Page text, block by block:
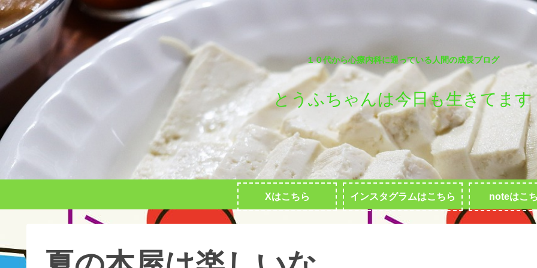
１０代から心療内科に通っている人間の成長ブログ
とうふちゃんは今日も生きてます
Xはこちら インスタグラムはこちら noteはこ